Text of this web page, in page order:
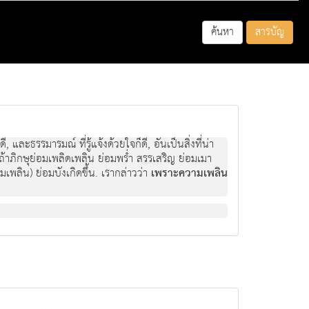
ค้นหา สารบัญ
ละธรรมารมณ์ ที่รู้แจ้งด้วยใจก็ดี, อันเป็นสิ่งที่น่า
ภิกษุย่อมเพลิดเพลิน ย่อมพร่ำ สรรเสริญ ย่อมเมา
ลิน) ย่อมบังเกิดขึ้น. เรากล่าวว่า เพราะความเพลิน